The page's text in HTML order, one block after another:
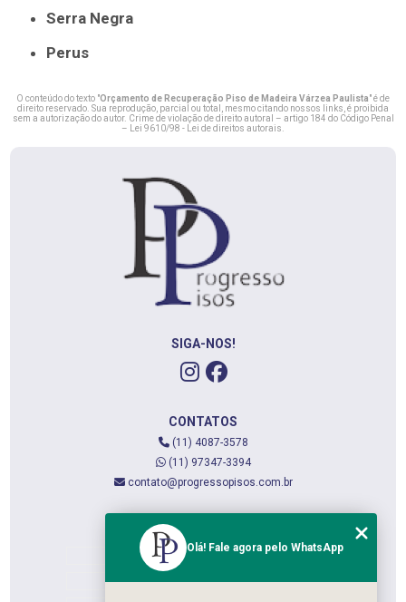
Serra Negra
Perus
O conteúdo do texto "Orçamento de Recuperação Piso de Madeira Várzea Paulista" é de
direito reservado. Sua reprodução, parcial ou total, mesmo citando nossos links, é proibida
sem a autorização do autor. Crime de violação de direito autoral – artigo 184 do Código Penal
–
Lei 9610/98 - Lei de direitos autorais
SIGA-NOS!
CONTATOS
(11) 4087-3578
(11) 97347-3394
contato@progressopisos.com.br
QUEM SOMOS
Olá! Fale agora pelo WhatsApp